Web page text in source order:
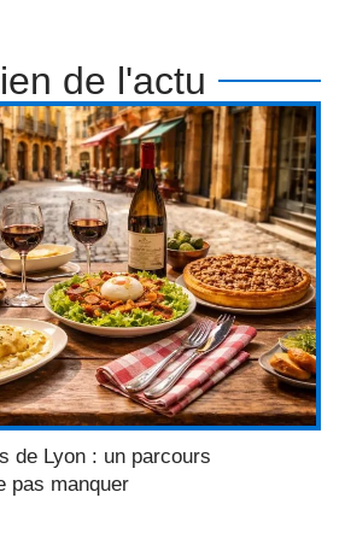
de l'actu
de Lyon : un parcours
pas manquer